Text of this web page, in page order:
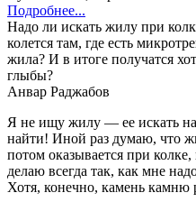
Подробнее...
Надо ли искать жилу при
колется там, где есть
жила? И в итоге получатся
глыбы?
Анвар Раджабов
Я не ищу жилу — ее искать
найти! Иной раз думаю, что
потом оказывается при
делаю всегда так, как мне
Хотя, конечно, камень камню